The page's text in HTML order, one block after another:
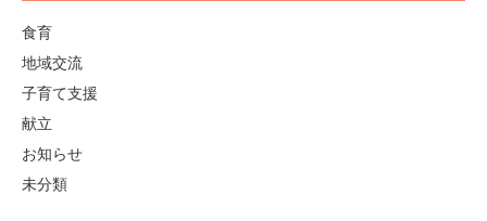
食育
地域交流
子育て支援
献立
お知らせ
未分類